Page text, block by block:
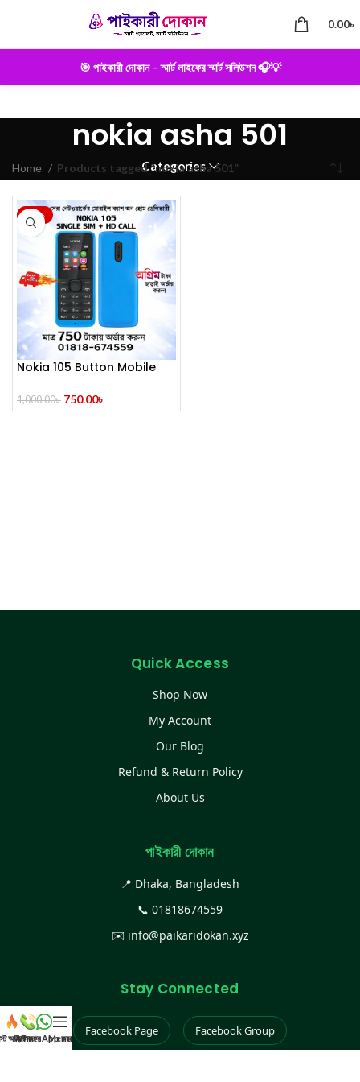
0.00৳
🎯 পাইকারী দোকান – স্মার্ট লাইফের স্মার্ট সলিউশন 🎧💡
nokia asha 501
Categories
Home Products tagged “nokia asha 501”
-25%
Nokia 105 Button Mobile
1,000.00৳ 750.00৳
Quick Access
Shop Now
My Account
Our Blog
Refund & Return Policy
About Us
পাইকারী দোকান
📍 Dhaka, Bangladesh
📞 01818674559
✉️ info@paikaridokan.xyz
Stay Connected
Facebook Page Facebook Group
আইটেম
কল করুন
WhatsApp করুন
Menu